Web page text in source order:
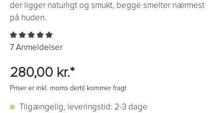
der ligger naturligt og smukt, begge smelter nærmest
på huden.
7 Anmeldelser
280,00 kr.*
Priser er inkl. moms dertil kommer fragt
Tilgængelig, leveringstid: 2-3 dage